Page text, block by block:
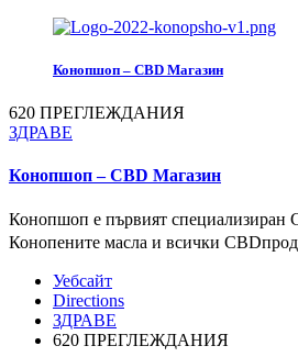
Конопшоп – CBD Магазин
620 ПРЕГЛЕЖДАНИЯ
ЗДРАВЕ
Конопшоп – CBD Магазин
Конопшоп е първият специализиран
Конопените масла и всички
Уебсайт
Directions
ЗДРАВЕ
620 ПРЕГЛЕЖДАНИЯ